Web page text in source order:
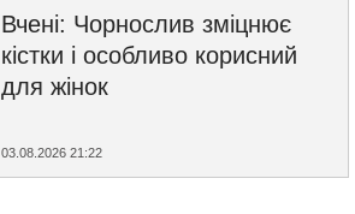
Вчені: Чорнослив зміцнює
кістки і особливо корисний
для жінок
03.08.2026 21:22